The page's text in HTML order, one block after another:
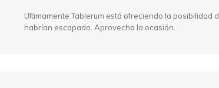
Ultimamente Tablerum está ofreciendo la posibilidad
habrían escapado. Aprovecha la ocasión.